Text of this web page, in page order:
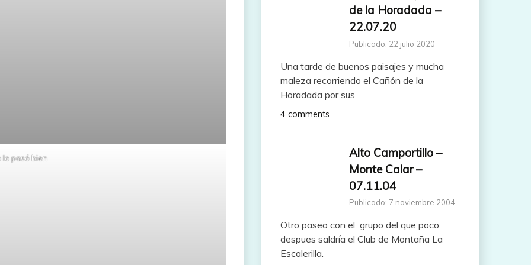
lo pasó bien
de la Horadada –
22.07.20
Publicado: 22 julio 2020
Una tarde de buenos paisajes y mucha
maleza recorriendo el Cañón de la
Horadada por sus
4 comments
Alto Camportillo –
Monte Calar –
07.11.04
Publicado: 7 noviembre 2004
Otro paseo con el grupo del que poco
despues saldría el Club de Montaña La
Escalerilla.